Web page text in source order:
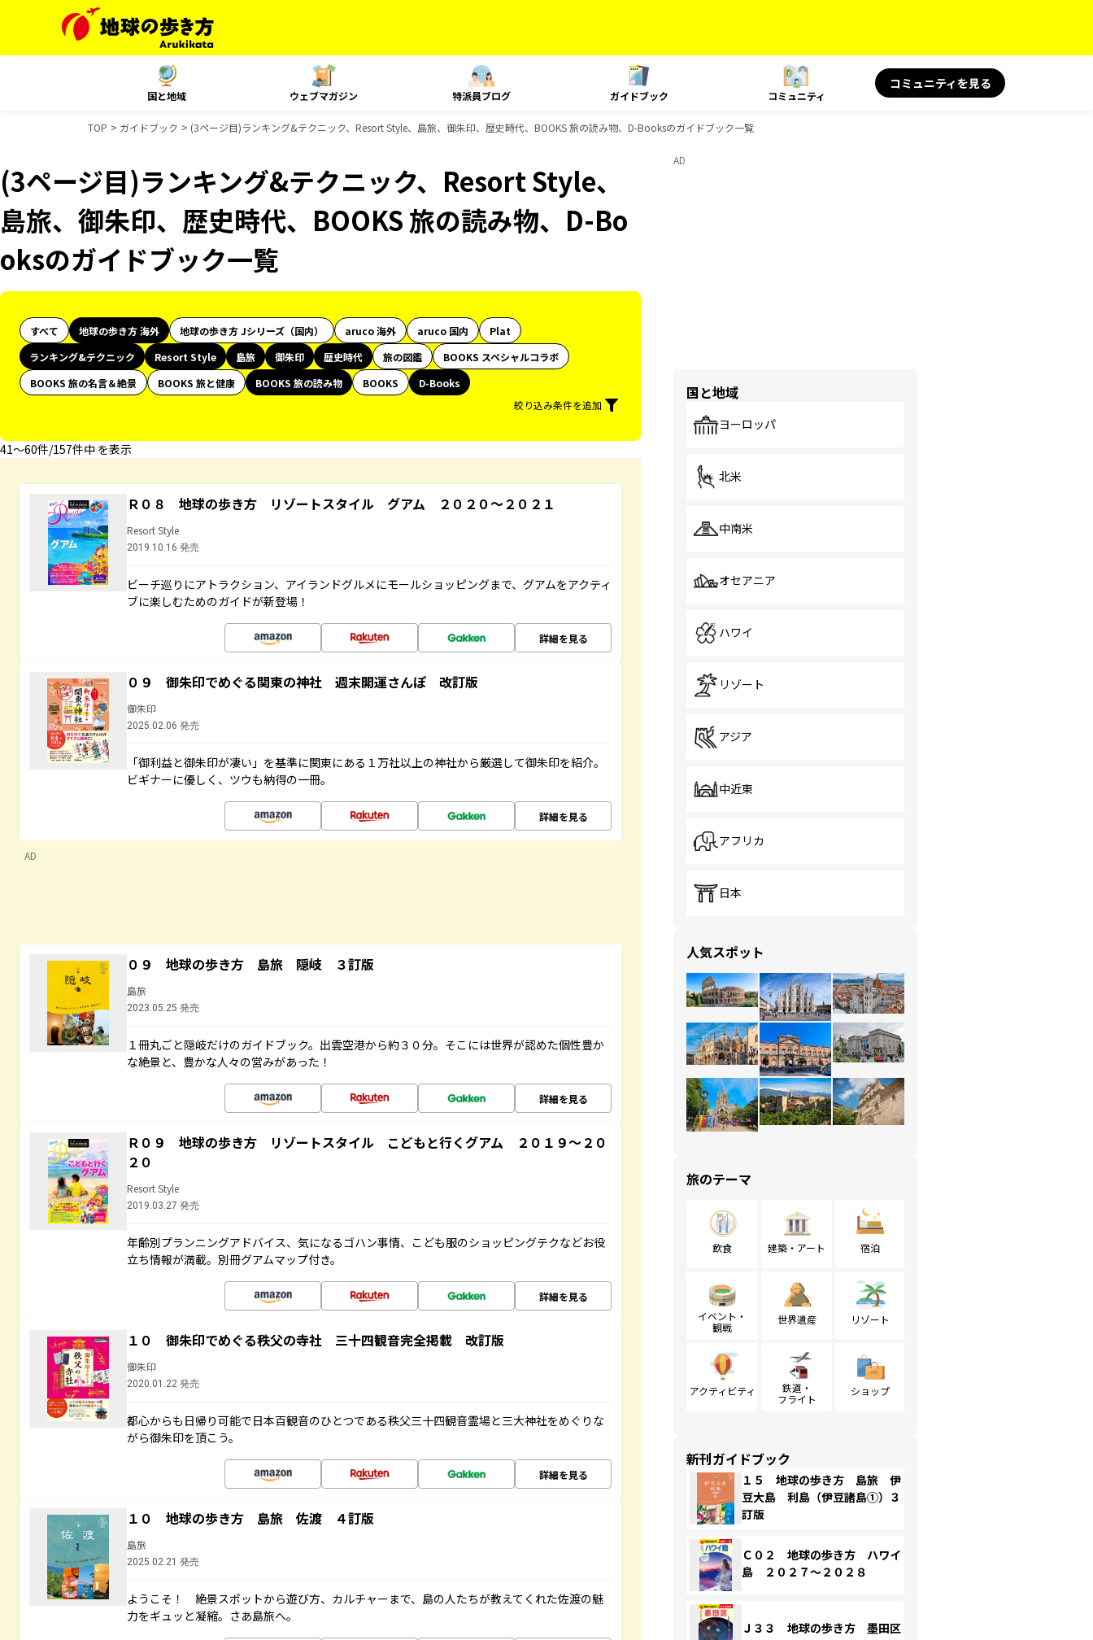
国と地域 ウェブマガジン 特派員ブログ ガイドブック コミュニティ
コミュニティを見る
TOP ガイドブック (3ページ目)ランキング&テクニック、Resort Style、島旅、御朱印、歴史時代、BOOKS 旅の読み物、D-Booksのガイドブック一覧
(3ページ目)ランキング&テクニック、Resort Style、
島旅、御朱印、歴史時代、BOOKS 旅の読み物、D-Bo
oksのガイドブック一覧
すべて 地球の歩き方 海外 地球の歩き方 Jシリーズ（国内） aruco 海外 aruco 国内
Plat
ランキング&テクニック
Resort Style 島旅 御朱印 歴史時代 旅の図鑑
BOOKS スペシャルコラボ
BOOKS 旅の名言＆絶景
BOOKS 旅と健康 BOOKS 旅の読み物 BOOKS
D-Books
絞り込み条件を追加
41〜60件/157件中 を表示
Ｒ０８ 地球の歩き方 リゾートスタイル グアム ２０２０～２０２１
Resort Style
2019.10.16 発売
ビーチ巡りにアトラクション、アイランドグルメにモールショッピングまで、グアムをアクティ
ブに楽しむためのガイドが新登場！
詳細を見る
０９ 御朱印でめぐる関東の神社 週末開運さんぽ 改訂版
御朱印
2025.02.06 発売
「御利益と御朱印が凄い」を基準に関東にある１万社以上の神社から厳選して御朱印を紹介。
ビギナーに優しく、ツウも納得の一冊。
詳細を見る
AD
０９ 地球の歩き方 島旅 隠岐 ３訂版
島旅
2023.05.25 発売
１冊丸ごと隠岐だけのガイドブック。出雲空港から約３０分。そこには世界が認めた個性豊か
な絶景と、豊かな人々の営みがあった！
詳細を見る
Ｒ０９ 地球の歩き方 リゾートスタイル こどもと行くグアム ２０１９～２０
２０
Resort Style
2019.03.27 発売
年齢別プランニングアドバイス、気になるゴハン事情、こども服のショッピングテクなどお役
立ち情報が満載。別冊グアムマップ付き。
詳細を見る
１０ 御朱印でめぐる秩父の寺社 三十四観音完全掲載 改訂版
御朱印
2020.01.22 発売
都心からも日帰り可能で日本百観音のひとつである秩父三十四観音霊場と三大神社をめぐりな
がら御朱印を頂こう。
詳細を見る
１０ 地球の歩き方 島旅 佐渡 ４訂版
島旅
2025.02.21 発売
ようこそ！ 絶景スポットから遊び方、カルチャーまで、島の人たちが教えてくれた佐渡の魅
力をギュッと凝縮。さあ島旅へ。
AD
国と地域
ヨーロッパ
北米
中南米
オセアニア
ハワイ
リゾート
アジア
中近東
アフリカ
日本
人気スポット
旅のテーマ
飲食 建築・アート 宿泊
イベント・
観戦
世界遺産 リゾート
アクティビティ
鉄道・
フライト
ショップ
新刊ガイドブック
１５ 地球の歩き方 島旅 伊
豆大島 利島（伊豆諸島①）３
訂版
Ｃ０２ 地球の歩き方 ハワイ
島 ２０２７～２０２８
Ｊ３３ 地球の歩き方 墨田区